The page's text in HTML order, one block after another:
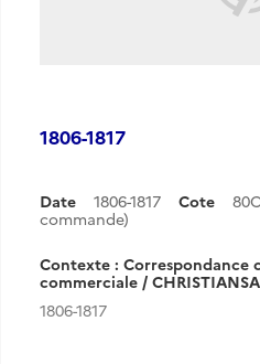
1806-1817
Date 1806-1817 Cote
commande)
Contexte : Correspondance
commerciale /
1806-1817